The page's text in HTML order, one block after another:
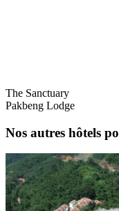
The Sanctuary
Pakbeng Lodge
Nos autres hôtels